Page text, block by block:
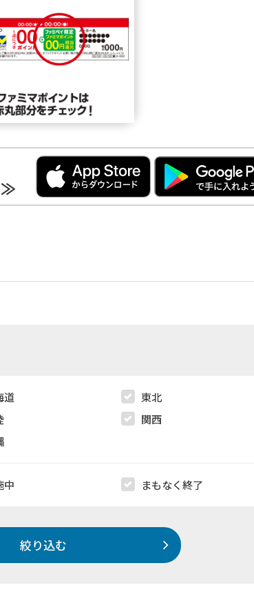
≫
道 東北
関西
中 まもなく終了
絞り込む